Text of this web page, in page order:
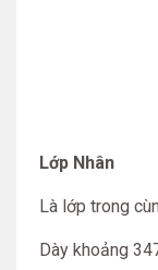
Lớp Nhân
Là lớp trong
Dày khoảng